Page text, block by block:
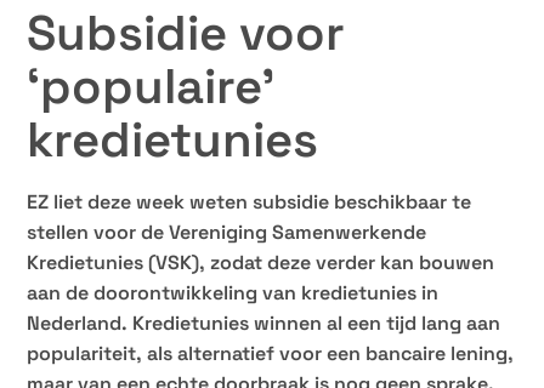
Subsidie voor
‘populaire’
kredietunies
EZ liet deze week weten subsidie beschikbaar te
stellen voor de Vereniging Samenwerkende
Kredietunies (VSK), zodat deze verder kan bouwen
aan de doorontwikkeling van kredietunies in
Nederland. Kredietunies winnen al een tijd lang aan
populariteit, als alternatief voor een bancaire lening,